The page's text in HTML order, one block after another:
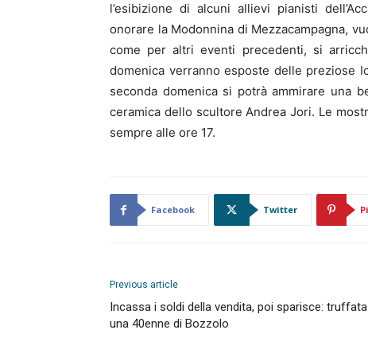
l’esibizione di alcuni allievi pianisti
onorare la Modonnina di Mezzacampagna,
come per altri eventi precedenti, si
domenica verranno esposte delle preziose
seconda domenica si potrà ammirare una
ceramica dello scultore Andrea Jori. Le
sempre alle ore 17.
Facebook Twitter
Previous article
Incassa i soldi della vendita, poi sparisce: truffata
una 40enne di Bozzolo